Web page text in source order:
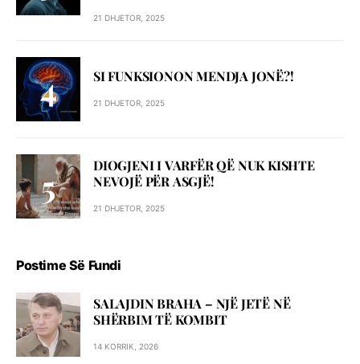
21 DHJETOR, 2025
SI FUNKSIONON MENDJA JONË?!
21 DHJETOR, 2025
DIOGJENI I VARFËR QË NUK KISHTE
NEVOJË PËR ASGJË!
21 DHJETOR, 2025
Postime Së Fundi
SALAJDIN BRAHA – NJЁ JETЁ NЁ
SHЁRBIM TЁ KOMBIT
14 KORRIK, 2026